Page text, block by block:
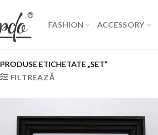
FASHION ACCESSORY
PRODUSE ETICHETATE „SET”
FILTREAZĂ